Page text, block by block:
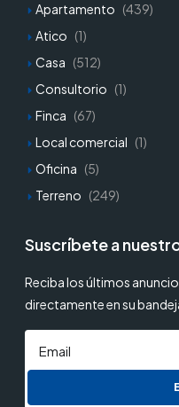
Apartamento (439)
Atico (1)
Casa (512)
Consultorio (1)
Finca (67)
Local comercial (1)
Oficina (5)
Terreno (249)
Suscríbete a
Reciba los últimos
directamente en su